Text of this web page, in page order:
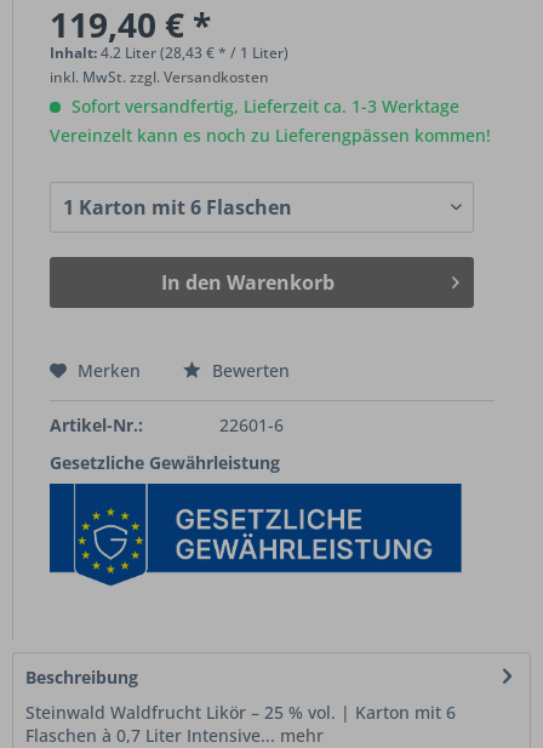
119,40 € *
Inhalt:4.2 Liter (28,43 € * / 1 Liter)
inkl. MwSt.zzgl. Versandkosten
Sofort versandfertig, Lieferzeit ca. 1-3 Werktage
Vereinzelt kann es noch zu Lieferengpässen kommen!
In den Warenkorb
Merken Bewerten
Artikel-Nr.:
22601-6
Gesetzliche Gewährleistung
Beschreibung
Steinwald Waldfrucht Likör – 25 % vol. | Karton mit 6
Flaschen à 0,7 Liter Intensive... mehr